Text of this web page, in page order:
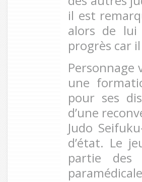
il est
alors de
progrès car
Personnage
une
pour ses
d’une
Judo
d’état. Le
partie des